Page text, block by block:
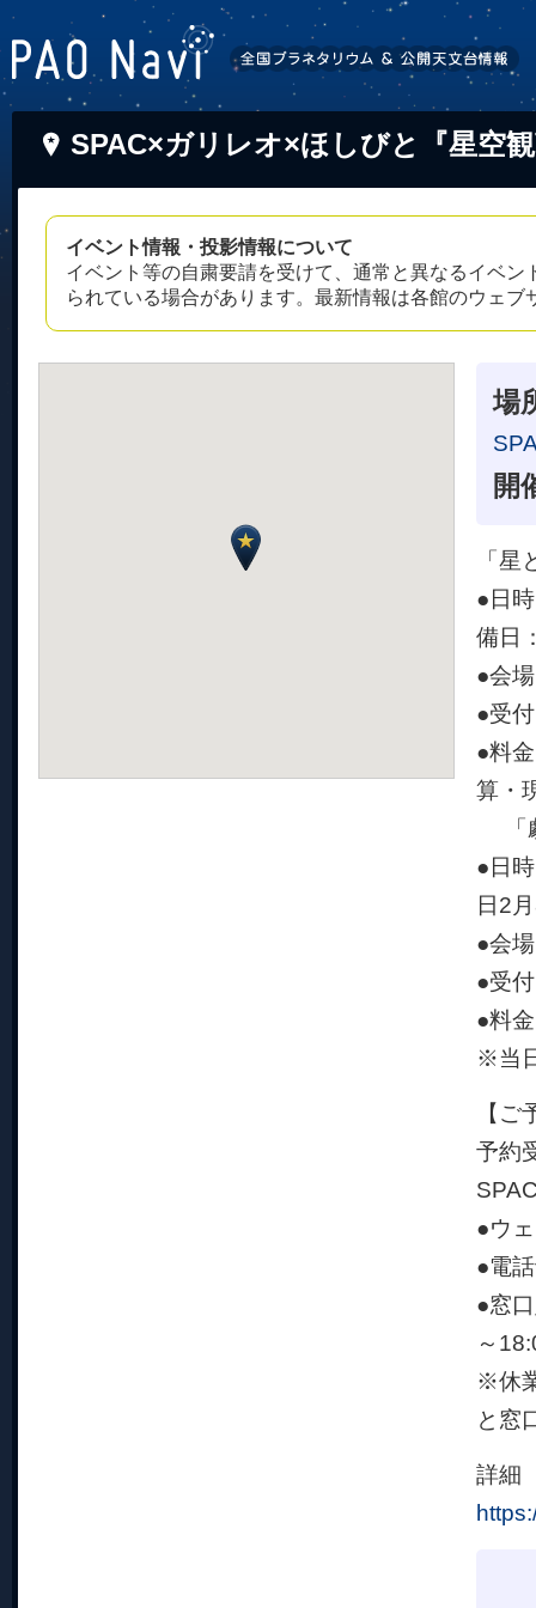
SPAC×ガリレオ×ほしびと『星空
イベント情報・投影情報について
イベント等の自粛要請を受けて、通常と異なるイベ
られている場合があります。最新情報は各館のウェ
場
開
「
●日
備日
●会
●受
●料
算・
「
●日
日2
●会
●受
●料
※当
【ご
予約
●ウ
●電
●窓
～
※休
と窓
詳細